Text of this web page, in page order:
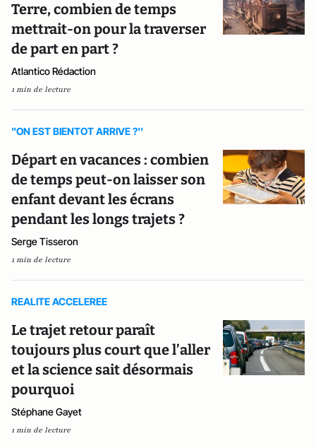
Terre, combien de temps
mettrait-on pour la traverser
de part en part ?
Atlantico Rédaction
1 min de lecture
"ON EST BIENTOT ARRIVE ?''
Départ en vacances : combien
de temps peut-on laisser son
enfant devant les écrans
pendant les longs trajets ?
Serge Tisseron
1 min de lecture
REALITE ACCELEREE
Le trajet retour paraît
toujours plus court que l’aller
et la science sait désormais
pourquoi
Stéphane Gayet
1 min de lecture